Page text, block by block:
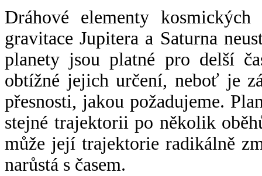
Dráhové elementy
gravitace Jupitera a Saturna
planety jsou platné pro delší
obtížné jejich určení, neboť je
přesnosti, jakou požadujeme.
stejné trajektorii po několik
může její trajektorie radikálně
narůstá s časem.